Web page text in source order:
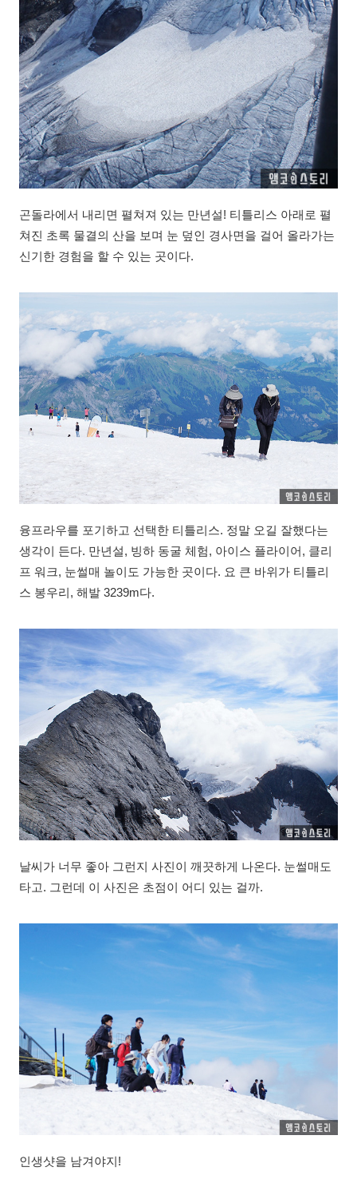
곤돌라에서 내리면 펼쳐져 있는 만년설! 티틀리스 아래로 펼
쳐진 초록 물결의 산을 보며 눈 덮인 경사면을 걸어 올라가는
신기한 경험을 할 수 있는 곳이다.
융프라우를 포기하고 선택한 티틀리스. 정말 오길 잘했다는
생각이 든다. 만년설, 빙하 동굴 체험, 아이스 플라이어, 클리
프 워크, 눈썰매 놀이도 가능한 곳이다. 요 큰 바위가 티틀리
스 봉우리, 해발 3239m다.
날씨가 너무 좋아 그런지 사진이 깨끗하게 나온다. 눈썰매도
타고. 그런데 이 사진은 초점이 어디 있는 걸까.
인생샷을 남겨야지!